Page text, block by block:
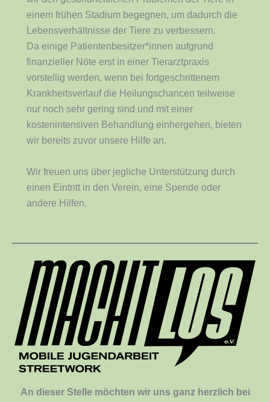
einem frühen Stadium begegnen, um dadurch die
Lebensverhältnisse der Tiere zu verbessern.
Da einige Patientenbesitzer*innen aufgrund
finanzieller Nöte erst in einer Tierarztpraxis
vorstellig werden, wenn bei fortgeschrittenem
Krankheitsverlauf die Heilungschancen teilweise
nur noch sehr gering sind und mit einer
kostenintensiven Behandlung einhergehen, bieten
wir bereits zuvor unsere Hilfe an.
Wir freuen uns über jegliche Unterstützung durch
einen Eintritt in den Verein, eine Spende oder
andere Hilfen.
An dieser Stelle möchten wir uns ganz herzlich bei